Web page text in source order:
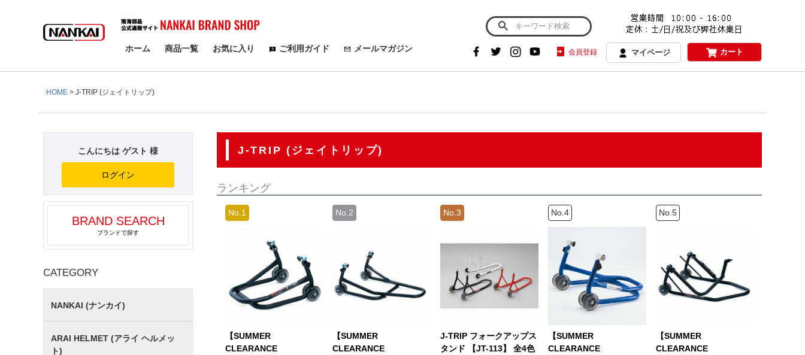
検索
ホーム 商品一覧 お気に入り ご利用ガイド メールマガジン 会員登録 マイページ カート
HOME J-TRIP (ジェイトリップ)
こんにちは ゲスト 様
ログイン
BRAND SEARCH
ブランドで探す
CATEGORY
NANKAI (ナンカイ)
ARAI HELMET (アライ ヘルメッ
ト)
J-TRIP (ジェイトリップ)
ランキング
【SUMMER
CLEARANCE
【SUMMER
CLEARANCE
J-TRIP フォークアップス
タンド 【JT-113】 全4色
【SUMMER
CLEARANCE
【SUMMER
CLEARANCE